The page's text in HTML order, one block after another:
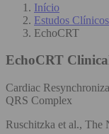
Início
Estudos Clínicos
EchoCRT
EchoCRT
Cardiac
QRS Complex
Ruschitzka et al., The